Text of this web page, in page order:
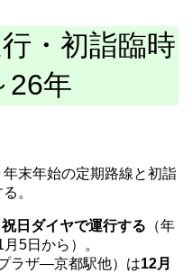
・初詣臨時
年
末年始の定期路線と初詣
。
日ダイヤで運行する （年
5日から）。
ラザ―京都駅他）は12月